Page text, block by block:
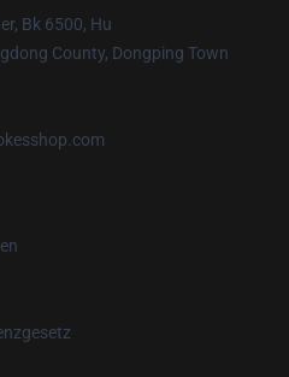
Bk 6500, Hu
County, Dongping Town